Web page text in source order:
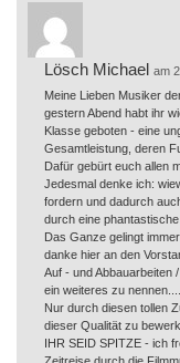
Lösch Michael am
Meine Lieben Musiker
gestern Abend habt ihr
Klasse geboten - eine
Gesamtleistung, deren
Dafür gebürt euch allen
Jedesmal denke ich:
fordern und dadurch
durch eine
Das Ganze gelingt
danke hier an den
Auf - und Abbauarbeiten
ein weiteres zu nennen....
Nur durch diesen tollen
dieser Qualität zu
IHR SEID SPITZE - ich